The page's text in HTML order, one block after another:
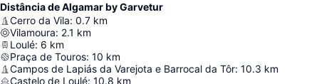
Distância de Algamar by Garvetur
Cerro da Vila: 0.7 km
Vilamoura: 2.1 km
Loulé: 6 km
Praça de Touros: 10 km
Campos de Lapiás da Varejota e Barrocal da Tôr: 10.3 km
Castelo de Loulé: 10.8 km